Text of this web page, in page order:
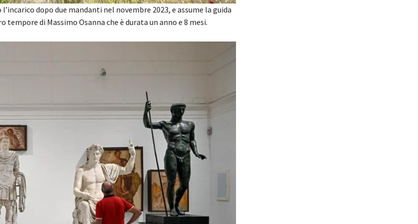
l’incarico dopo due mandanti nel novembre 2023, e assume la guida
di Massimo Osanna che è durata un anno e 8 mesi.